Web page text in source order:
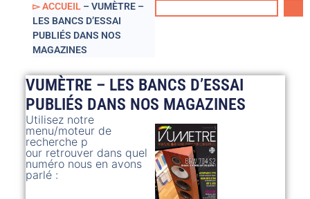
▻ ACCUEIL – VUMÈTRE –
LES BANCS D’ESSAI
PUBLIÉS DANS NOS
MAGAZINES
VUMÈTRE – LES BANCS D’ESSAI
PUBLIÉS DANS NOS MAGAZINES
Utilisez notre
menu/moteur de
recherche p
our retrouver dans quel
numéro nous en avons
parlé :